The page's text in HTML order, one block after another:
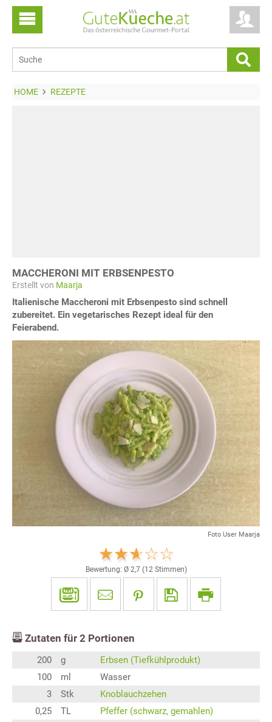
HOME REZEPTE
MACCHERONI MIT ERBSENPESTO
Erstellt von Maarja
Italienische Maccheroni mit Erbsenpesto sind schnell
zubereitet. Ein vegetarisches Rezept ideal für den
Feierabend.
Foto User Maarja
Bewertung: Ø 2,7(12Stimmen)
Zutaten für 2 Portionen
200 g
Erbsen (Tiefkühlprodukt)
100
ml
Wasser
3
Stk
Knoblauchzehen
0,25
TL
Pfeffer (schwarz, gemahlen)